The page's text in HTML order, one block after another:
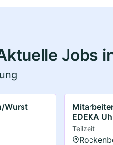
Jobs
Wurst
EDEKA
Teilzeit